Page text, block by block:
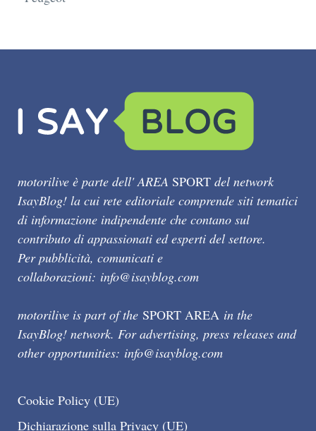
motorilive è parte dell' AREA SPORT del network
IsayBlog! la cui rete editoriale comprende siti tematici
di informazione indipendente che contano sul
contributo di appassionati ed esperti del settore.
Per pubblicità, comunicati e
collaborazioni: info@isayblog.com
motorilive is part of the SPORT AREA in the
IsayBlog! network. For advertising, press releases and
other opportunities: info@isayblog.com
Cookie Policy (UE)
Dichiarazione sulla Privacy (UE)